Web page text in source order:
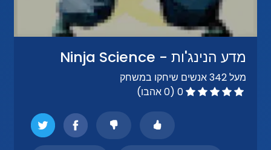
מדע הנינג'ות - Ninja Science
מעל 342 אנשים שיחקו במשחק
0 (0 אהבו)